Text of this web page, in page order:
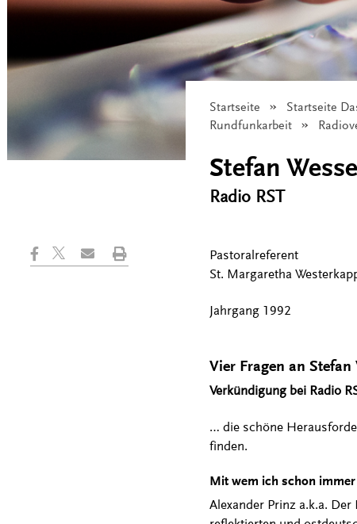
Startseite Startseite
Rundfunkarbeit
Stefan
Radio RST
Pastoralreferent
St. Margaretha
Jahrgang 1992
Vier Fragen an Stefan
Verkündigung bei Radio
… die schöne
finden.
Mit wem ich schon
Alexander Prinz a.k.a.